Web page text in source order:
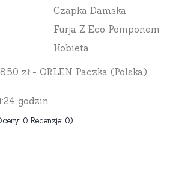
Czapka Damska
Furja Z Eco Pomponem
Kobieta
zł - ORLEN Paczka (Polska)
24 godzin
0 Recenzje: 0)